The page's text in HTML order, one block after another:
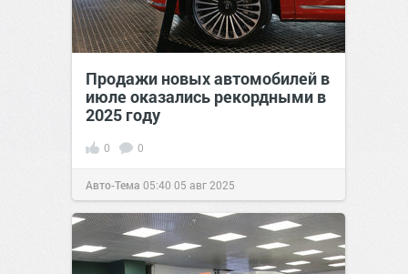
Продажи новых автомобилей в
июле оказались рекордными в
2025 году
0 0
Авто-Тема 05:40 05 авг 2025